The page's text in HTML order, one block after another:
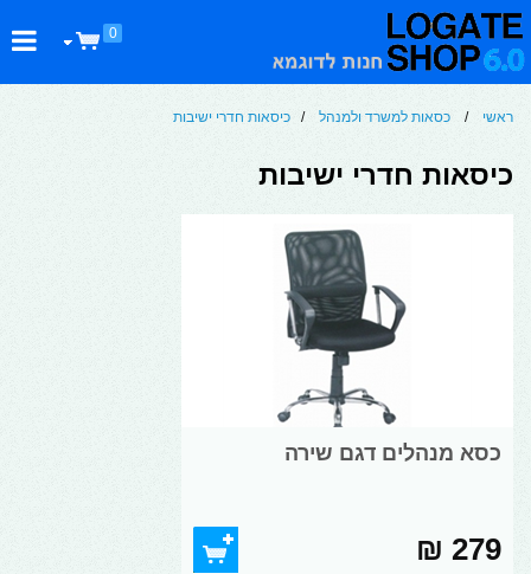
0
ראשי / כסאות למשרד ולמנהל / כיסאות חדרי ישיבות
כיסאות חדרי ישיבות
כסא מנהלים דגם שירה
279 ₪